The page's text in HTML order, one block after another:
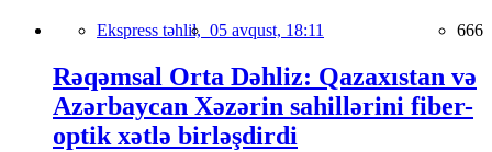
Ekspress təhlil, 05 avqust, 18:11 666
Rəqəmsal Orta Dəhliz: Qazaxıstan və
Azərbaycan Xəzərin sahillərini fiber-
optik xətlə birləşdirdi